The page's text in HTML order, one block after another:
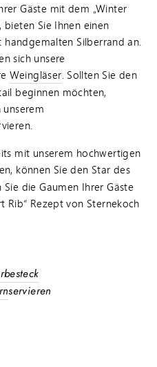
Gäste mit dem „Winter
bieten Sie Ihnen einen
Silberrand an.
sich unsere
Weingläser. Sollten Sie den
beginnen möchten,
mit unserem hochwertigen
können Sie den Star des
die Gaumen Ihrer Gäste
Rib“ Rezept von Sternekoch
servieren